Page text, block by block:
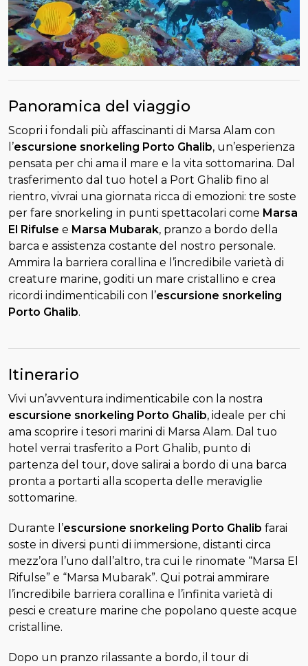
Panoramica del viaggio
Scopri i fondali più affascinanti di Marsa Alam con
l’escursione snorkeling Porto Ghalib, un’esperienza
pensata per chi ama il mare e la vita sottomarina. Dal
trasferimento dal tuo hotel a Port Ghalib fino al
rientro, vivrai una giornata ricca di emozioni: tre soste
per fare snorkeling in punti spettacolari come Marsa
El Rifulse e Marsa Mubarak, pranzo a bordo della
barca e assistenza costante del nostro personale.
Ammira la barriera corallina e l’incredibile varietà di
creature marine, goditi un mare cristallino e crea
ricordi indimenticabili con l’escursione snorkeling
Porto Ghalib.
Itinerario
Vivi un’avventura indimenticabile con la nostra
escursione snorkeling Porto Ghalib, ideale per chi
ama scoprire i tesori marini di Marsa Alam. Dal tuo
hotel verrai trasferito a Port Ghalib, punto di
partenza del tour, dove salirai a bordo di una barca
pronta a portarti alla scoperta delle meraviglie
sottomarine.
Durante l’escursione snorkeling Porto Ghalib farai
soste in diversi punti di immersione, distanti circa
mezz’ora l’uno dall’altro, tra cui le rinomate “Marsa El
Rifulse” e “Marsa Mubarak”. Qui potrai ammirare
l’incredibile barriera corallina e l’infinita varietà di
pesci e creature marine che popolano queste acque
cristalline.
Dopo un pranzo rilassante a bordo, il tour di